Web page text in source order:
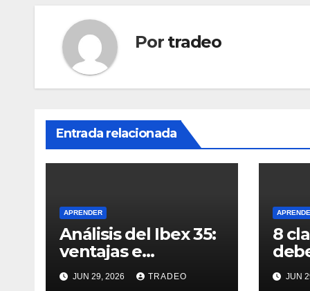
Por tradeo
Entrada relacionada
APRENDER
Análisis del Ibex 35:
ventajas e
inconvenientes de
invertir en él
JUN 29, 2026 TRADEO
8
deJUN